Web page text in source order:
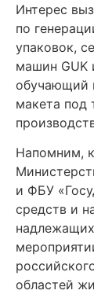
Интерес
по
упаковок,
машин GUK
обучающий
макета под
Напомним,
и ФБУ
средств и
областей